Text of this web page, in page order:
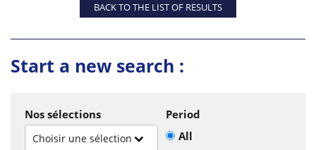
BACK TO THE LIST OF RESULTS
Start a new search :
Nos sélections
Choisir une sélection
Period
All